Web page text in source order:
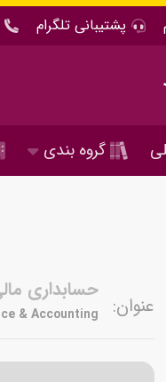
پشتیبانی تلگرام
گروه بندی
عنوان:
حسابداری
& Accounting